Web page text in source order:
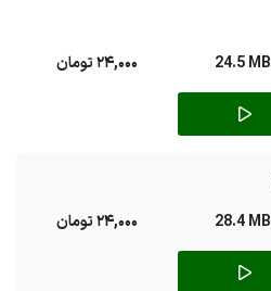
24.5 MB 24,000 تومان
28.4 MB 24,000 تومان